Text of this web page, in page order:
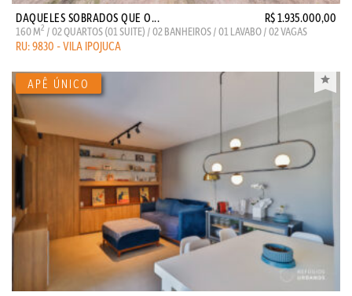
DAQUELES SOBRADOS QUE O... R$ 1.935.000,00
160 M2 / 02 QUARTOS (01 SUITE) / 02 BANHEIROS / 01 LAVABO / 02 VAGAS
RU: 9830 - VILA IPOJUCA